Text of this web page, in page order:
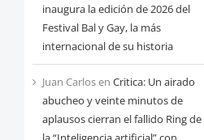
inaugura la edición de 2026 del
Festival Bal y Gay, la más
internacional de su historia
Juan Carlosen Critica: Un airado
abucheo y veinte minutos de
aplausos cierran el fallido Ring de